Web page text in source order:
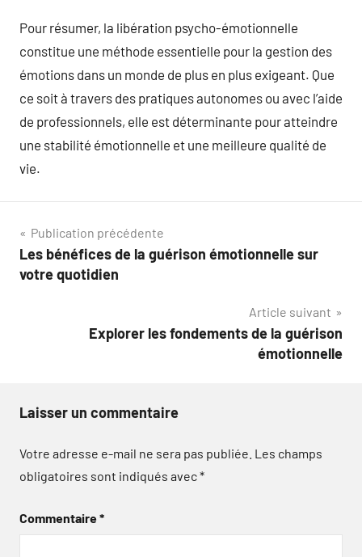
Pour résumer, la libération psycho-émotionnelle
constitue une méthode essentielle pour la gestion des
émotions dans un monde de plus en plus exigeant. Que
ce soit à travers des pratiques autonomes ou avec l’aide
de professionnels, elle est déterminante pour atteindre
une stabilité émotionnelle et une meilleure qualité de
vie.
Navigation
de
Publication précédente
Les bénéfices de la guérison émotionnelle sur
votre quotidien
Article suivant
Explorer les fondements de la guérison
émotionnelle
Laisser un commentaire
Votre adresse e-mail ne sera pas publiée. Les champs
obligatoires sont indiqués avec*
Commentaire*